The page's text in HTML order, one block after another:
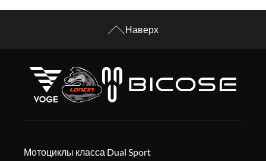
Наверх
Мотоциклы класса Dual Sport